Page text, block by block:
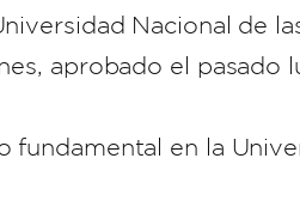
Nacional de
aprobado el pasado
en la